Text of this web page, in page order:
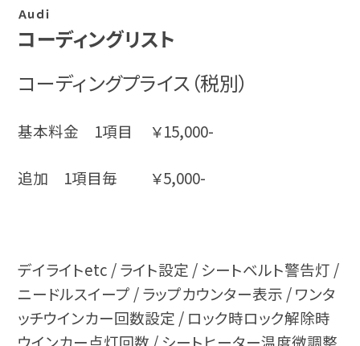
Ａｕｄｉ
コーディングリスト
コーディングプライス（税別）
基本料金 1項目 ￥15,000-
追加 1項目毎 ￥5,000-
デイライトetc / ライト設定 / シートベルト警告灯 /
ニードルスイープ / ラップカウンター表示 / ワンタ
ッチウインカー回数設定 / ロック時ロック解除時